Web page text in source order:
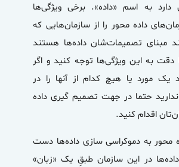
دارد به اسم «داده». برخی ویژگی‌ها
داده محور را از سازمان‌هایی که
مبنای تصمیمات‌شان داده‌ها هستند
دقت به این ویژگی‌ها توجه کنید و اگر
مورد یا هیچ کدام از آنها را در
حتما در جهت تصمیم گیری داده
اقدام کنید.
محور به دموکراسی سازی داده‌ها دست
داده‌ها در این سازمان طبقِ یک «زبان»